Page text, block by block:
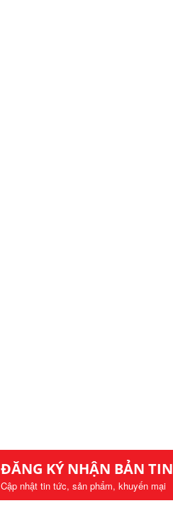
ĐĂNG KÝ NHẬN BẢN TIN
Cập nhật tin tức, sản phẩm, khuyến mại